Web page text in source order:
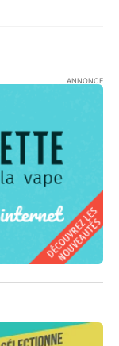
ANNONCE